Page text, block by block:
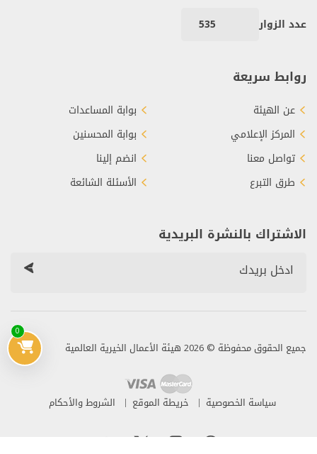
0
عدد الزوار 535
روابط سريعة
عن الهيئة
المركز الإعلامي
تواصل معنا
طرق التبرع
بوابة المساعدات
بوابة المحسنين
انضم إلينا
الأسئلة الشائعة
الاشتراك بالنشرة البريدية
جميع الحقوق محفوظة © 2026 هيئة الأعمال الخيرية العالمية
سياسة الخصوصية خريطة الموقع الشروط والأحكام